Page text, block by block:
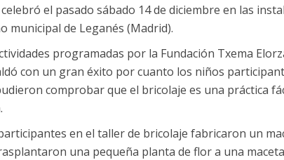
el pasado sábado 14 de diciembre en las
municipal de Leganés (Madrid).
programadas por la Fundación Txema
con un gran éxito por cuanto los niños
comprobar que el bricolaje es una práctica
en el taller de bricolaje fabricaron un
una pequeña planta de flor a una